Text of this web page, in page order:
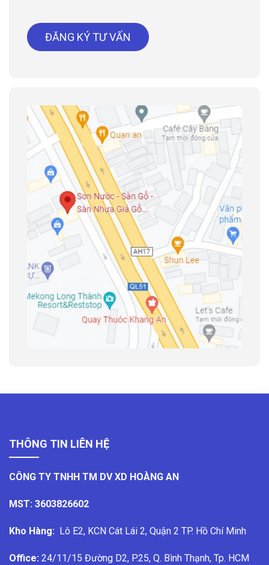
ĐĂNG KÝ TƯ VẤN
THÔNG TIN LIÊN HỆ
CÔNG TY TNHH TM DV XD HOÀNG AN
MST: 3603826602
Kho Hàng: Lô E2, KCN Cát Lái 2, Quận 2 TP. Hồ Chí Minh
Office: 24/11/15 Đường D2, P.25, Q. Bình Thạnh, Tp. HCM